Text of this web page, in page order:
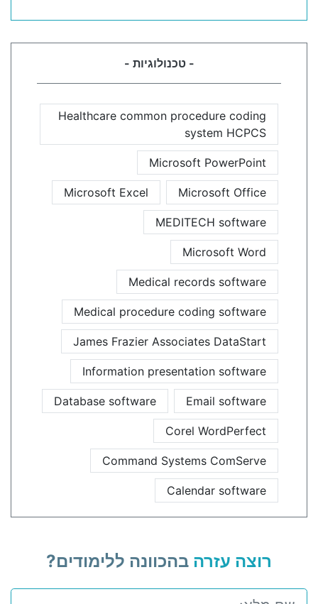
- טכנולוגיות -
Healthcare common procedure coding
system HCPCS
Microsoft PowerPoint
Microsoft Office
Microsoft Excel
MEDITECH software
Microsoft Word
Medical records software
Medical procedure coding software
James Frazier Associates DataStart
Information presentation software
Email software
Database software
Corel WordPerfect
Command Systems ComServe
Calendar software
רוצה עזרה בהכוונה ללימודים?